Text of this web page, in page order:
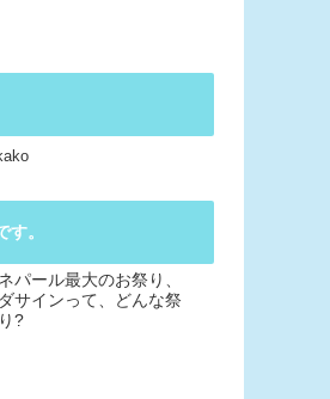
。
ネパール最大のお祭り、
ダサインって、どんな祭
り?